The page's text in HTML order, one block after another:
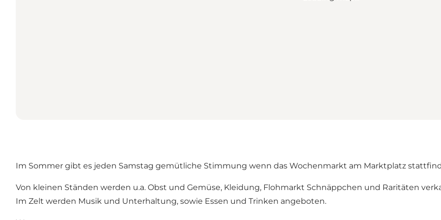
Im Sommer gibt es jeden Samstag gemütliche Stimmung wenn das Wochenmarkt am Marktplatz
Von kleinen Ständen werden u.a. Obst und Gemüse, Kleidung, Flohmarkt Schnäppchen und Raritäten
Im Zelt werden Musik und Unterhaltung, sowie Essen und Trinken angeboten.